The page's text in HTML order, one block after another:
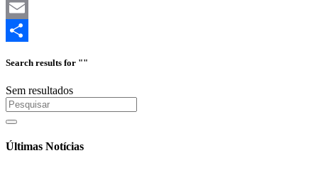
Mastodon
Email
Search results for ""
Sem resultados
Últimas Notícias